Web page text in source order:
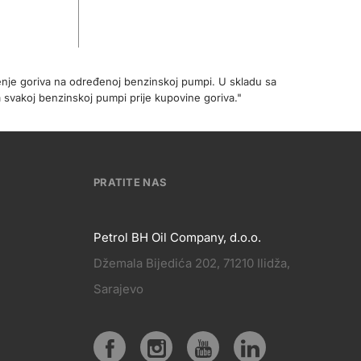
goriva na određenoj benzinskoj pumpi. U skladu sa
benzinskoj pumpi prije kupovine goriva."
PRATITE NAS
PRATITE
NAS
Petrol BH Oil Company, d.o.o.
Džemala Bijedića 202, 71210 Ilidža,
Sarajevo